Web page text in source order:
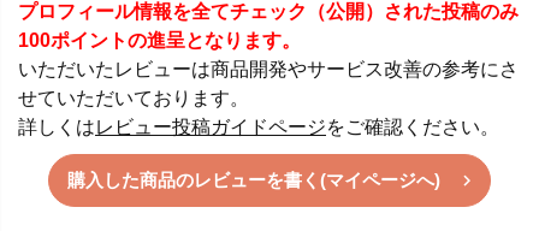
プロフィール情報を全てチェック（公開）された投稿のみ
100ポイントの進呈となります。
いただいたレビューは商品開発やサービス改善の参考にさ
せていただいております。
詳しくはレビュー投稿ガイドページをご確認ください。
購入した商品のレビューを書く(マイページへ)